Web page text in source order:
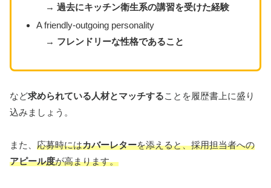
→ 過去にキッチン衛生系の講習を受けた経験
A friendly-outgoing personality
→ フレンドリーな性格であること
など求められている人材とマッチすることを履歴書上に盛り
込みましょう。
また、 応募時にはカバーレターを添えると、採用担当者への
アピール度が高まります。